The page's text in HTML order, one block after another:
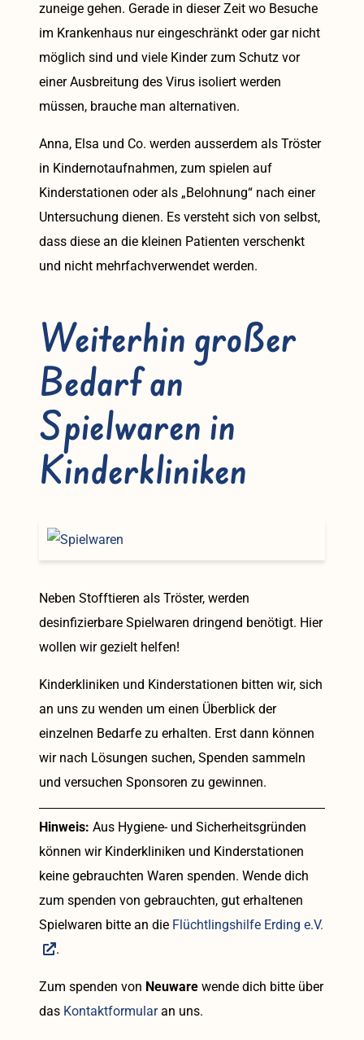
zuneige gehen. Gerade in dieser Zeit wo Besuche
im Krankenhaus nur eingeschränkt oder gar nicht
möglich sind und viele Kinder zum Schutz vor
einer Ausbreitung des Virus isoliert werden
müssen, brauche man alternativen.
Anna, Elsa und Co. werden ausserdem als Tröster
in Kindernotaufnahmen, zum spielen auf
Kinderstationen oder als „Belohnung“ nach einer
Untersuchung dienen. Es versteht sich von selbst,
dass diese an die kleinen Patienten verschenkt
und nicht mehrfachverwendet werden.
Weiterhin großer
Bedarf an
Spielwaren in
Kinderkliniken
Neben Stofftieren als Tröster, werden
desinfizierbare Spielwaren dringend benötigt. Hier
wollen wir gezielt helfen!
Kinderkliniken und Kinderstationen bitten wir, sich
an uns zu wenden um einen Überblick der
einzelnen Bedarfe zu erhalten. Erst dann können
wir nach Lösungen suchen, Spenden sammeln
und versuchen Sponsoren zu gewinnen.
Hinweis: Aus Hygiene- und Sicherheitsgründen
können wir Kinderkliniken und Kinderstationen
keine gebrauchten Waren spenden. Wende dich
zum spenden von gebrauchten, gut erhaltenen
Spielwaren bitte an die Flüchtlingshilfe Erding e.V.
.
Zum spenden von Neuware wende dich bitte über
das Kontaktformular an uns.